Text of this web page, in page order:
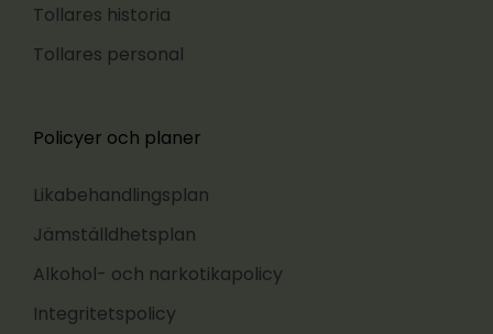
Tollares historia
Tollares personal
Policyer och planer
Likabehandlingsplan
Jämställdhetsplan
Alkohol- och narkotikapolicy
Integritetspolicy